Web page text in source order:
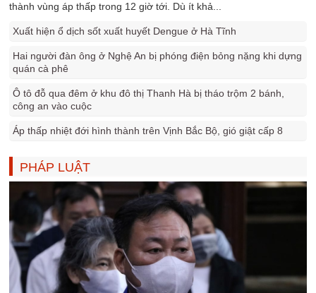
thành vùng áp thấp trong 12 giờ tới. Dù ít khả...
Xuất hiện ổ dịch sốt xuất huyết Dengue ở Hà Tĩnh
Hai người đàn ông ở Nghệ An bị phóng điện bỏng nặng khi dựng
quán cà phê
Ô tô đỗ qua đêm ở khu đô thị Thanh Hà bị tháo trộm 2 bánh,
công an vào cuộc
Áp thấp nhiệt đới hình thành trên Vịnh Bắc Bộ, gió giật cấp 8
PHÁP LUẬT